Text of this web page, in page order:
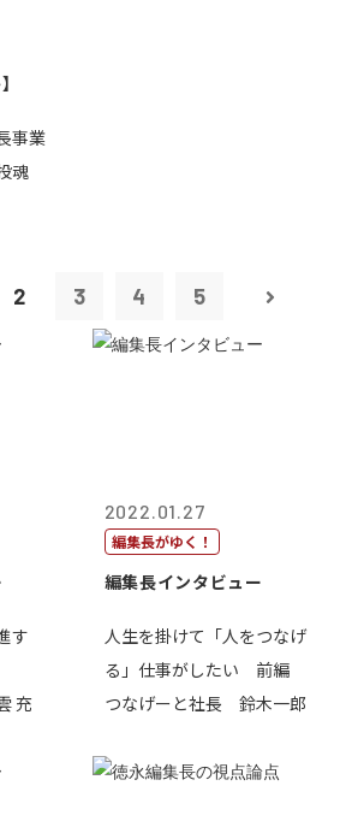
事業
魂
2 3 4 5
す
充
2022.01.27
編集長がゆく！
編集長インタビュー
人生を掛けて「人をつなげ
る」仕事がしたい 前編
つなげーと社長 鈴木一郎